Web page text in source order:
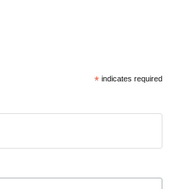
* indicates required